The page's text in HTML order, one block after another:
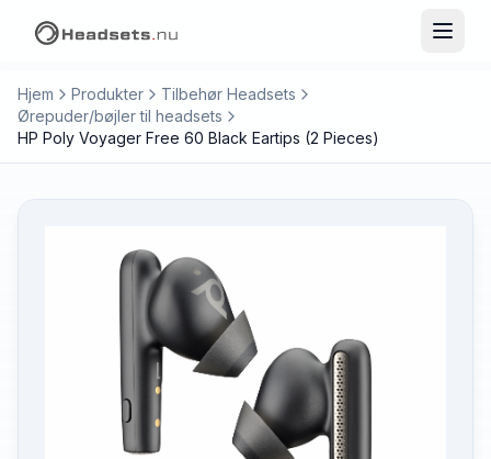
Hjem Produkter
Tilbehør Headsets
Ørepuder/bøjler til headsets
HP Poly Voyager Free 60 Black Eartips (2 Pieces)